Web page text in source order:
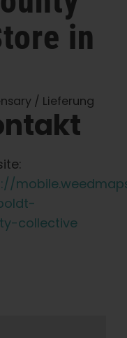
in
/ Lieferung
collective